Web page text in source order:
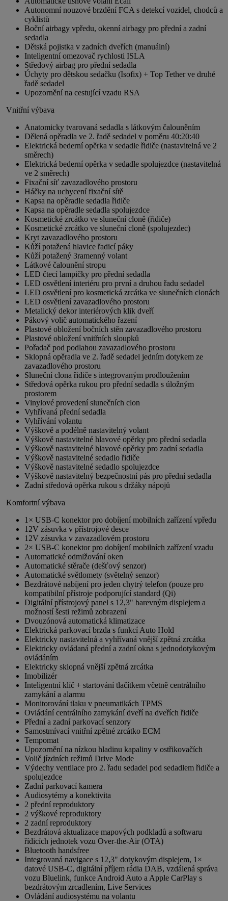
Autonomní nouzové brzdění FCA s detekcí vozidel, chodců a
cyklistů
Boční airbagy vpředu, okenní airbagy pro přední a zadní
sedadla
Dětská pojistka v zadních dveřích (manuální)
Inteligentní omezovač rychlosti ISLA
Středový airbag pro přední sedadla
Úchyty pro dětskou sedačku (Isofix) + Top Tether ve druhé
řadě sedadel
Upozornění na cestující vzadu RSA
Vnitřní výbava
Anatomicky tvarovaná sedadla s látkovým čalouněním
Dělená opěradla ve 2. řadě sedadel v poměru 40:20:40
Elektrická bederní opěrka v sedadle řidiče (nastavitelná ve 2
směrech)
Elektrická bederní opěrka v sedadle spolujezdce (nastavitelná
ve 2 směrech)
Fixační síť zavazadlového prostoru
Háčky na uchycení fixační sítě
Kapsa na opěradle sedadla řidiče
Kapsa na opěradle sedadla spolujezdce
Kosmetické zrcátko ve sluneční cloně (řidiče)
Kosmetické zrcátko ve sluneční cloně (spolujezdec)
Kryt zavazadlového prostoru
Kůží potažená hlavice řadicí páky
Kůží potažený 3ramenný volant
Látkové čalounění stropu
LED čtecí lampičky pro přední sedadla
LED osvětlení interiéru pro první a druhou řadu sedadel
LED osvětlení pro kosmetická zrcátka ve slunečních clonách
LED osvětlení zavazadlového prostoru
Metalický dekor interiérových klik dveří
Pákový volič automatického řazení
Plastové obložení bočních stěn zavazadlového prostoru
Plastové obložení vnitřních sloupků
Pořadač pod podlahou zavazadlového prostoru
Sklopná opěradla ve 2. řadě sedadel jedním dotykem ze
zavazadlového prostoru
Sluneční clona řidiče s integrovaným prodloužením
Středová opěrka rukou pro přední sedadla s úložným
prostorem
Vinylové provedení slunečních clon
Vyhřívaná přední sedadla
Vyhřívání volantu
Výškově a podélně nastavitelný volant
Výškově nastavitelné hlavové opěrky pro přední sedadla
Výškově nastavitelné hlavové opěrky pro zadní sedadla
Výškově nastavitelné sedadlo řidiče
Výškově nastavitelné sedadlo spolujezdce
Výškově nastavitelný bezpečnostní pás pro přední sedadla
Zadní středová opěrka rukou s držáky nápojů
Komfortní výbava
1× USB-C konektor pro dobíjení mobilních zařízení vpředu
12V zásuvka v přístrojové desce
12V zásuvka v zavazadlovém prostoru
2× USB-C konektor pro dobíjení mobilních zařízení vzadu
Automatické odmlžování oken
Automatické stěrače (dešťový senzor)
Automatické světlomety (světelný senzor)
Bezdrátové nabíjení pro jeden chytrý telefon (pouze pro
kompatibilní přístroje podporující standard (Qi)
Digitální přístrojový panel s 12,3" barevným displejem a
možností šesti režimů zobrazení
Dvouzónová automatická klimatizace
Elektrická parkovací brzda s funkcí Auto Hold
Elektricky nastavitelná a vyhřívaná vnější zpětná zrcátka
Elektricky ovládaná přední a zadní okna s jednodotykovým
ovládáním
Elektricky sklopná vnější zpětná zrcátka
Imobilizér
Inteligentní klíč + startování tlačítkem včetně centrálního
zamykání a alarmu
Monitorování tlaku v pneumatikách TPMS
Ovládání centrálního zamykání dveří na dveřích řidiče
Přední a zadní parkovací senzory
Samostmívací vnitřní zpětné zrcátko ECM
Tempomat
Upozornění na nízkou hladinu kapaliny v ostřikovačích
Volič jízdních režimů Drive Mode
Výdechy ventilace pro 2. řadu sedadel pod sedadlem řidiče a
spolujezdce
Zadní parkovací kamera
Audiosytémy a konektivita
2 přední reproduktory
2 výškové reproduktory
2 zadní reproduktory
Bezdrátová aktualizace mapových podkladů a softwaru
řídicích jednotek vozu Over-the-Air (OTA)
Bluetooth handsfree
Integrovaná navigace s 12,3" dotykovým displejem, 1×
datové USB-C, digitální příjem rádia DAB, vzdálená správa
vozu Bluelink, funkce Android Auto a Apple CarPlay s
bezdrátovým zrcadlením, Live Services
Ovládání audiosystému na volantu